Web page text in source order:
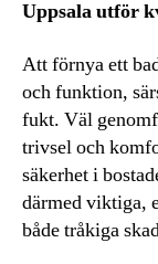
Uppsala utför
Att förnya ett
och funktion,
fukt. Väl
trivsel och
säkerhet i
därmed viktiga,
både tråkiga